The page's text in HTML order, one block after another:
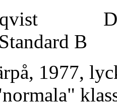
B
1977,